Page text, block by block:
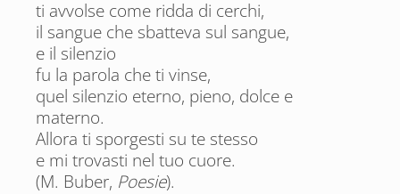
ti avvolse come ridda di cerchi,
il sangue che sbatteva sul sangue,
e il silenzio
fu la parola che ti vinse,
quel silenzio eterno, pieno, dolce e
materno.
Allora ti sporgesti su te stesso
e mi trovasti nel tuo cuore.
(M. Buber, Poesie).